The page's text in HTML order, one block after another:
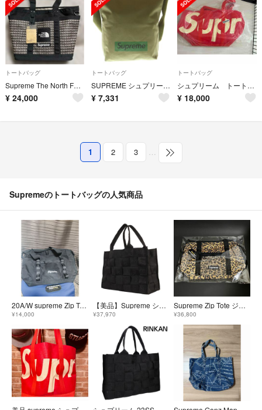
トートバッグ
Supreme The North Faceトートバッグ
¥ 24,000
トートバッグ
SUPREME シュプリーム ボックスロゴ ノベルティ ショルダーバッグ カーキ
¥ 7,331
トートバッグ
シュプリーム トートバック 新品
¥ 18,000
1 2 3 …
Supremeのトートバッグの人気商品
20A/W supreme Zip Tote Bag シュプリーム 美品
¥14,000
【美品】Supreme シュプリーム バッグ ブラック 黒 23SS ジャガードロゴ柄 ウーブン ラージ トートバッグ Woven Large Tote Bag ブランド カバン【メンズ】【中古】
¥37,970
Supreme Zip Tote ジップ トート バッグ レオパード ヒョウ柄
¥36,800